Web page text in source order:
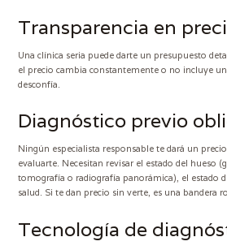
Transparencia en
Una clínica seria puede darte un presupuesto
el precio cambia constantemente o no incluye
desconfía.
Diagnóstico previo
Ningún especialista responsable te dará un
evaluarte. Necesitan revisar el estado del hueso
tomografía o radiografía panorámica), el estado
salud. Si te dan precio sin verte, es una bandera
Tecnología de